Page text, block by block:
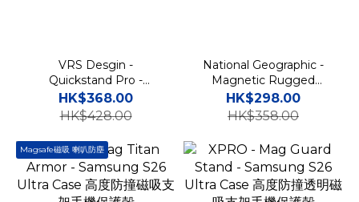
VRS Desgin -
Quickstand Pro -
Samsung S26 Ultra
Case 高度防撞支架磁吸充
電手機殼
HK$368.00
HK$428.00
National Geographic -
Magnetic Rugged
Armor - Samsung S26
Ultra Case 高度防撞半透
明磁吸充電手機硬殼
HK$298.00
HK$358.00
Magsafe磁吸 喇叭防塵